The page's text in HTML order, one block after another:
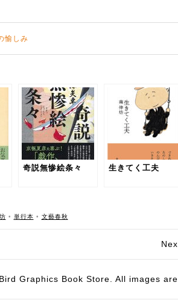
愉しみ
奇説無惨絵条々 生きてく工夫
• 単行本 • 文藝春秋
Graphics Book Store. All images